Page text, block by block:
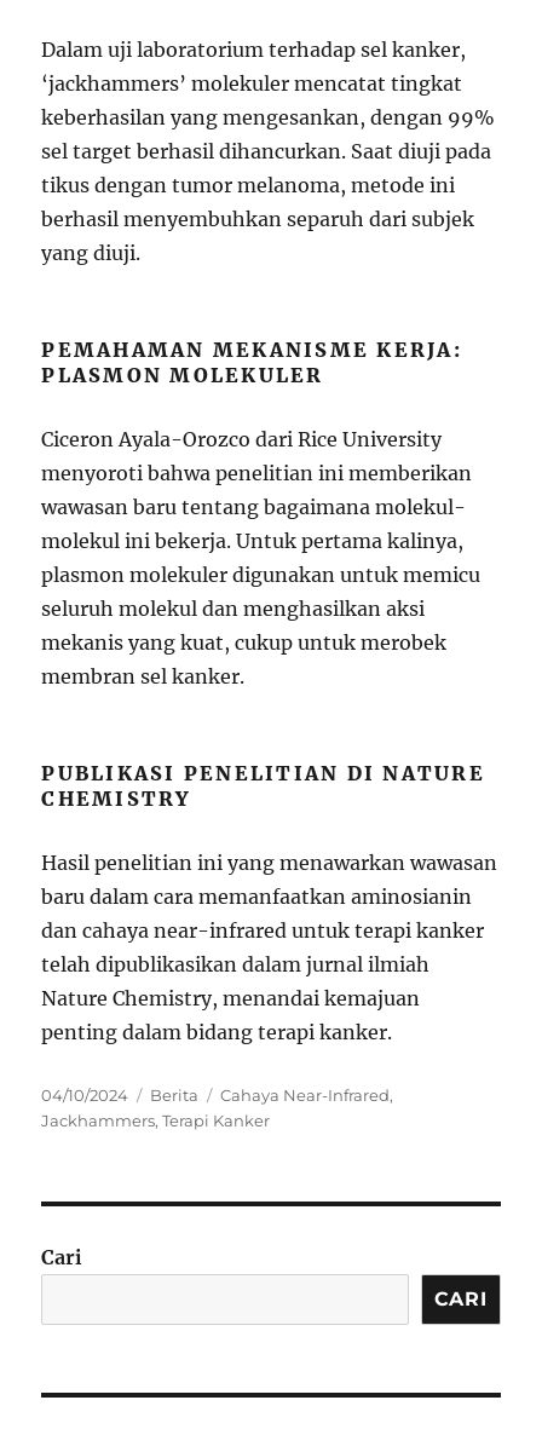
Dalam uji laboratorium terhadap sel kanker,
‘jackhammers’ molekuler mencatat tingkat
keberhasilan yang mengesankan, dengan 99%
sel target berhasil dihancurkan. Saat diuji pada
tikus dengan tumor melanoma, metode ini
berhasil menyembuhkan separuh dari subjek
yang diuji.
PEMAHAMAN MEKANISME KERJA:
PLASMON MOLEKULER
Ciceron Ayala-Orozco dari Rice University
menyoroti bahwa penelitian ini memberikan
wawasan baru tentang bagaimana molekul-
molekul ini bekerja. Untuk pertama kalinya,
plasmon molekuler digunakan untuk memicu
seluruh molekul dan menghasilkan aksi
mekanis yang kuat, cukup untuk merobek
membran sel kanker.
PUBLIKASI PENELITIAN DI NATURE
CHEMISTRY
Hasil penelitian ini yang menawarkan wawasan
baru dalam cara memanfaatkan aminosianin
dan cahaya near-infrared untuk terapi kanker
telah dipublikasikan dalam jurnal ilmiah
Nature Chemistry, menandai kemajuan
penting dalam bidang terapi kanker.
Posted
on
04/10/2024 Categories
Berita Tags
Cahaya Near-Infrared,
Jackhammers,Terapi Kanker
Cari
CARI